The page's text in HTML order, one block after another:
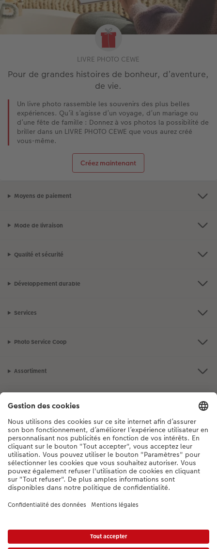
LIVRE PHOTO CEWE
Pour de grandes histoires de bonheur, d’aventure,
de vie.
Un livre photo rassemble les souvenirs des plus belles
expériences. Qu’il s’agisse d’un voyage, d’un mariage ou
d’une fête de famille : Donnez à vos photos la possibilité de
briller dans un LIVRE PHOTO CEWE que vous aurez créé
vous-même.
Créez maintenant
Moyens de paiement
Mode de livraison
Qualité et sécurité
Développement durable
Services
Photo Service Coop
Assortiment
Si vous avez des questions concernant nos produits ou votre commande,
n'hésitez pas à nous contacter du lundi au dimanche, de 9h00 à 20h00
(hors jours fériés), au numéro de téléphone044 499 10 37• 7j/7 • de 9h à
20h
DE|FR|IT
Protection des données